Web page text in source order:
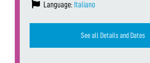
Language: Italiano
See all Details and Dates